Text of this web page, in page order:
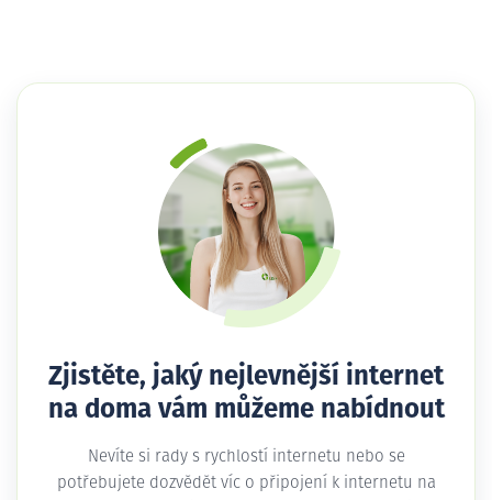
Zjistěte, jaký nejlevnější internet
na doma vám můžeme nabídnout
Nevíte si rady s rychlostí internetu nebo se
potřebujete dozvědět víc o připojení k internetu na